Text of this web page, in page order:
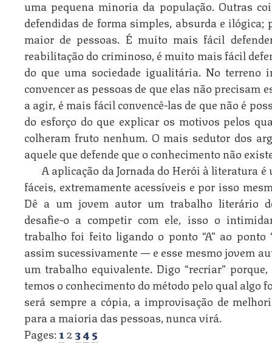
uma pequena minoria da população. Outras
defendidas de forma simples, absurda e
maior de pessoas. É muito mais fácil
reabilitação do criminoso, é muito mais fácil
do que uma sociedade igualitária. No terreno
convencer as pessoas de que elas não precisam
a agir, é mais fácil convencê-las de que não é
do esforço do que explicar os motivos pelos
colheram fruto nenhum. O mais sedutor dos
aquele que defende que o conhecimento não
A aplicação da Jornada do Herói à literatura
fáceis, extremamente acessíveis e por isso
Dê a um jovem autor um trabalho literário
desafie-o a competir com ele, isso o
trabalho foi feito ligando o ponto “A” ao ponto
assim sucessivamente — e esse mesmo jovem
um trabalho equivalente. Digo “recriar”
temos o conhecimento do método pelo qual algo
será sempre a cópia, a improvisação de
para a maioria das pessoas, nunca virá.
Pages:12345